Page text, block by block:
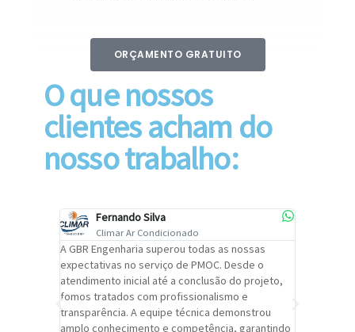
ORÇAMENTO GRATUITO
O que nossos
clientes acham do
nosso trabalho:
Fernando Silva
Climar Ar Condicionado
A GBR Engenharia superou todas as nossas
expectativas no serviço de PMOC. Desde o
atendimento inicial até a conclusão do projeto,
fomos tratados com profissionalismo e
transparência. A equipe técnica demonstrou
amplo conhecimento e competência, garantindo